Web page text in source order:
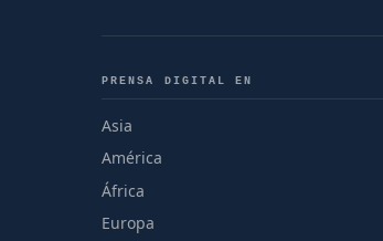
PRENSA DIGITAL EN
Asia
América
África
Europa